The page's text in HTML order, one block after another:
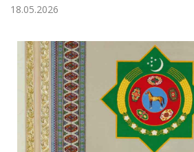
18.05.2026